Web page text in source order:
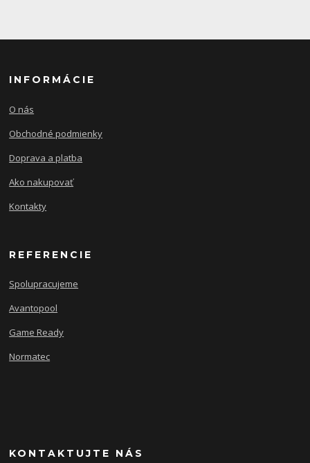
INFORMÁCIE
O nás
Obchodné podmienky
Doprava a platba
Ako nakupovať
Kontakty
REFERENCIE
Spolupracujeme
Avantopool
Game Ready
Normatec
KONTAKTUJTE NÁS